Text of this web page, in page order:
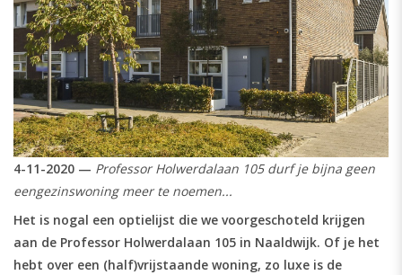
4-11-2020 — Professor Holwerdalaan 105 durf je bijna geen
eengezinswoning meer te noemen...
Het is nogal een optielijst die we voorgeschoteld krijgen
aan de Professor Holwerdalaan 105 in Naaldwijk. Of je het
hebt over een (half)vrijstaande woning, zo luxe is de